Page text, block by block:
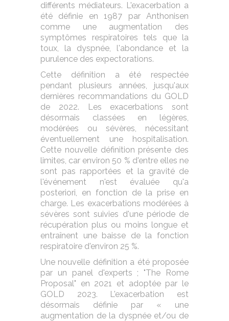
différents médiateurs. L'exacerbation a
été définie en 1987 par Anthonisen
comme une augmentation des
symptômes respiratoires tels que la
toux, la dyspnée, l'abondance et la
purulence des expectorations.
Cette définition a été respectée
pendant plusieurs années, jusqu'aux
dernières recommandations du GOLD
de 2022. Les exacerbations sont
désormais classées en légères,
modérées ou sévères, nécessitant
éventuellement une hospitalisation.
Cette nouvelle définition présente des
limites, car environ 50 % d'entre elles ne
sont pas rapportées et la gravité de
l'événement n'est évaluée qu'a
posteriori, en fonction de la prise en
charge. Les exacerbations modérées à
sévères sont suivies d'une période de
récupération plus ou moins longue et
entraînent une baisse de la fonction
respiratoire d'environ 25 %.
Une nouvelle définition a été proposée
par un panel d'experts ; "The Rome
Proposal" en 2021 et adoptée par le
GOLD 2023. L'exacerbation est
désormais définie par « une
augmentation de la dyspnée et/ou de